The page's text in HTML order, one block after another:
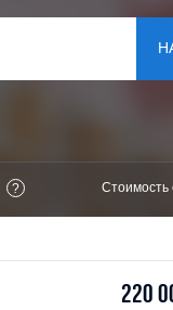
? Стоимость
220